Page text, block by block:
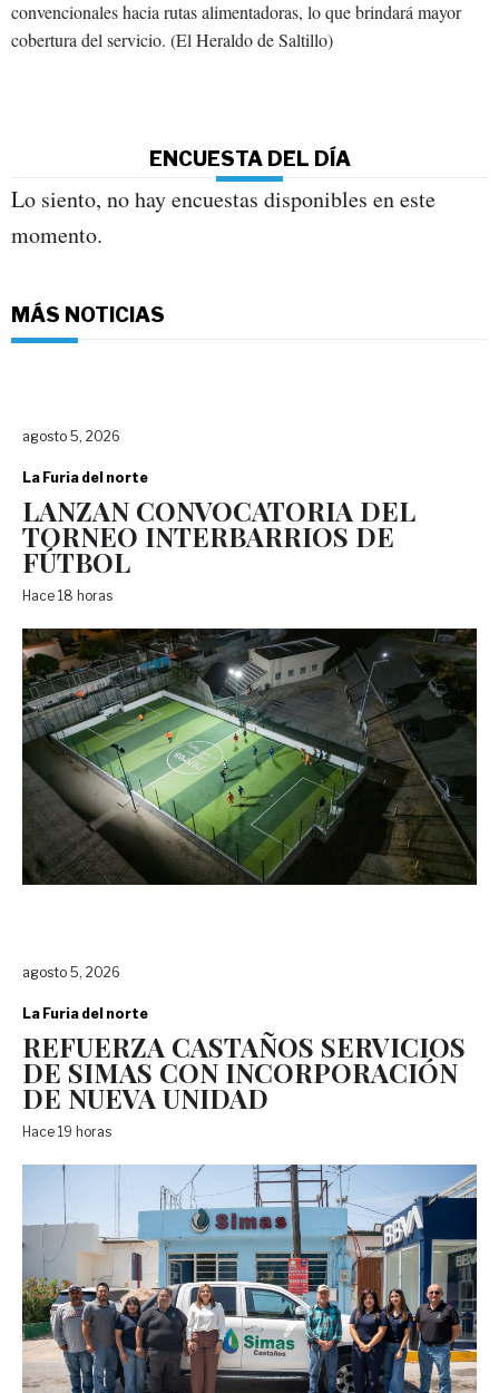
convencionales hacia rutas alimentadoras, lo que brindará mayor
cobertura del servicio. (El Heraldo de Saltillo)
ENCUESTA DEL DÍA
Lo siento, no hay encuestas disponibles en este
momento.
MÁS NOTICIAS
agosto 5, 2026
La Furia del norte
LANZAN CONVOCATORIA DEL
TORNEO INTERBARRIOS DE
FÚTBOL
Hace 18 horas
agosto 5, 2026
La Furia del norte
REFUERZA CASTAÑOS SERVICIOS
DE SIMAS CON INCORPORACIÓN
DE NUEVA UNIDAD
Hace 19 horas